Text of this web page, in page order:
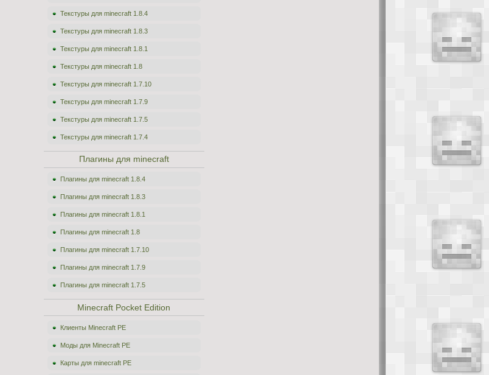
Текстуры для minecraft 1.8.4
Текстуры для minecraft 1.8.3
Текстуры для minecraft 1.8.1
Текстуры для minecraft 1.8
Текстуры для minecraft 1.7.10
Текстуры для minecraft 1.7.9
Текстуры для minecraft 1.7.5
Текстуры для minecraft 1.7.4
Плагины для minecraft
Плагины для minecraft 1.8.4
Плагины для minecraft 1.8.3
Плагины для minecraft 1.8.1
Плагины для minecraft 1.8
Плагины для minecraft 1.7.10
Плагины для minecraft 1.7.9
Плагины для minecraft 1.7.5
Minecraft Pocket Edition
Клиенты Minecraft PE
Моды для Minecraft PE
Карты для minecraft PE